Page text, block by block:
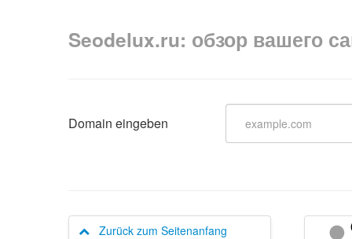
Seodelux.ru: обзор вашего
Domain eingeben
Zurück zum Seitenanfang